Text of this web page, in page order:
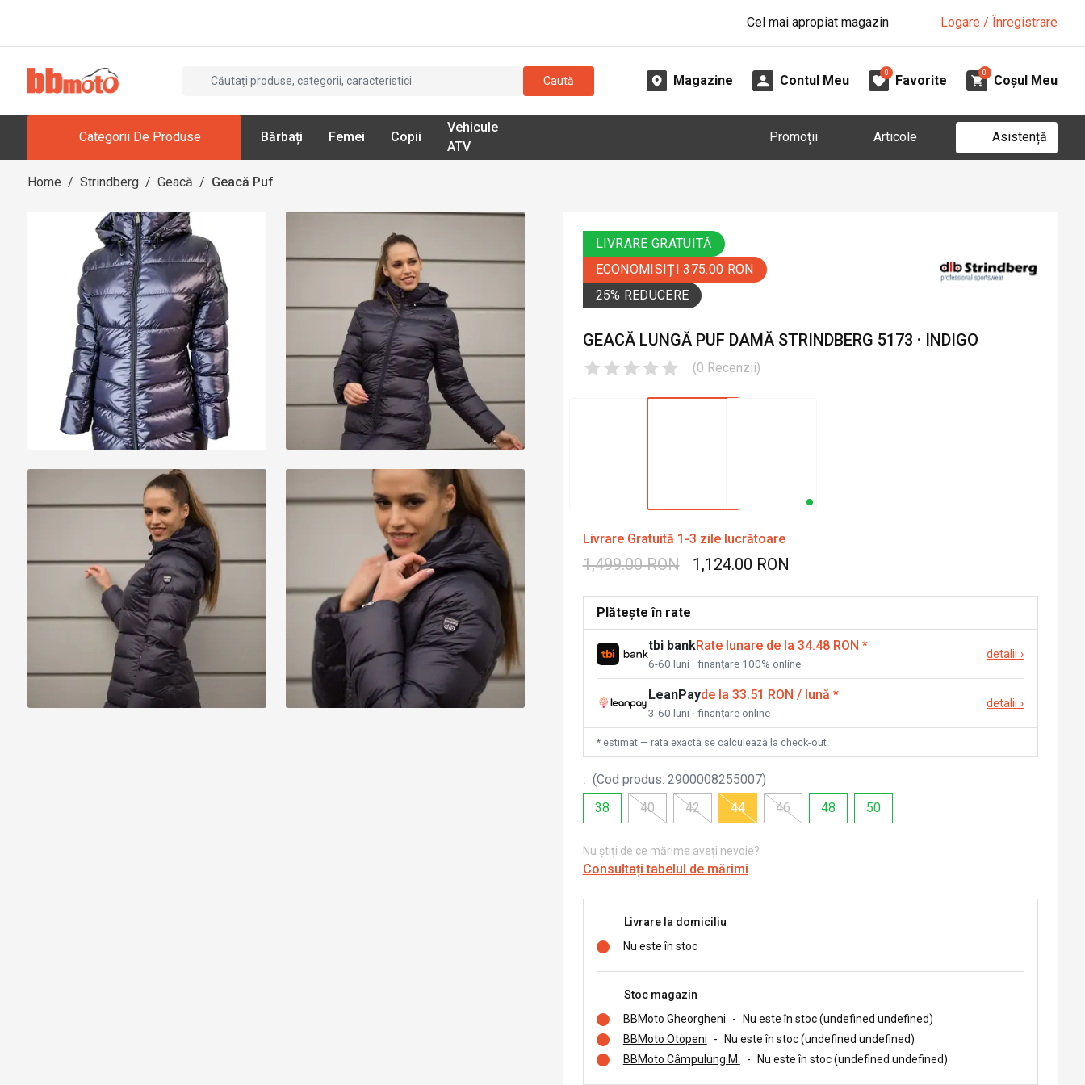
Cel mai apropiat magazin Logare / Înregistrare
Caută Magazine Contul Meu
0
Favorite
0
Coșul Meu
Categorii De Produse Bărbați Femei Copii
Vehicule
ATV
Promoții Articole Asistență
Home / Strindberg / Geacă / Geacă Puf
LIVRARE GRATUITĂ
ECONOMISIȚI 375.00 RON
25% REDUCERE
GEACĂ LUNGĂ PUF DAMĂ STRINDBERG 5173 · INDIGO
(0 Recenzii)
Livrare Gratuită 1-3 zile lucrătoare
1,499.00 RON 1,124.00 RON
Plătește în rate
tbi bankRate lunare de la 34.48 RON *
6-60 luni · finanțare 100% online
detalii ›
LeanPayde la 33.51 RON / lună *
3-60 luni · finanțare online
detalii ›
* estimat — rata exactă se calculează la check-out
: (Cod produs: 2900008255007)
38
40 42 44 46 48 50
Nu știți de ce mărime aveți nevoie?
Consultați tabelul de mărimi
Livrare la domiciliu
Nu este în stoc
Stoc magazin
BBMoto Gheorgheni
-
Nu este în stoc (undefined undefined)
BBMoto Otopeni
-
Nu este în stoc (undefined undefined)
BBMoto Câmpulung M.
- Nu este în stoc (undefined undefined)